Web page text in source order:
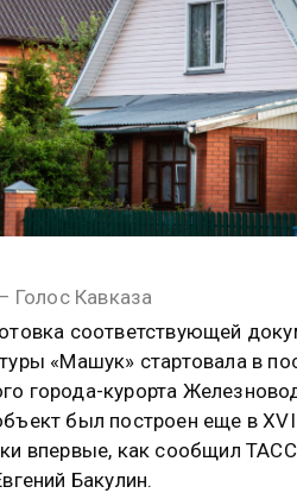
Голос Кавказа
соответствующей
«Машук» стартовала в
города-курорта
был построен еще в
впервые, как сообщил
Бакулин.